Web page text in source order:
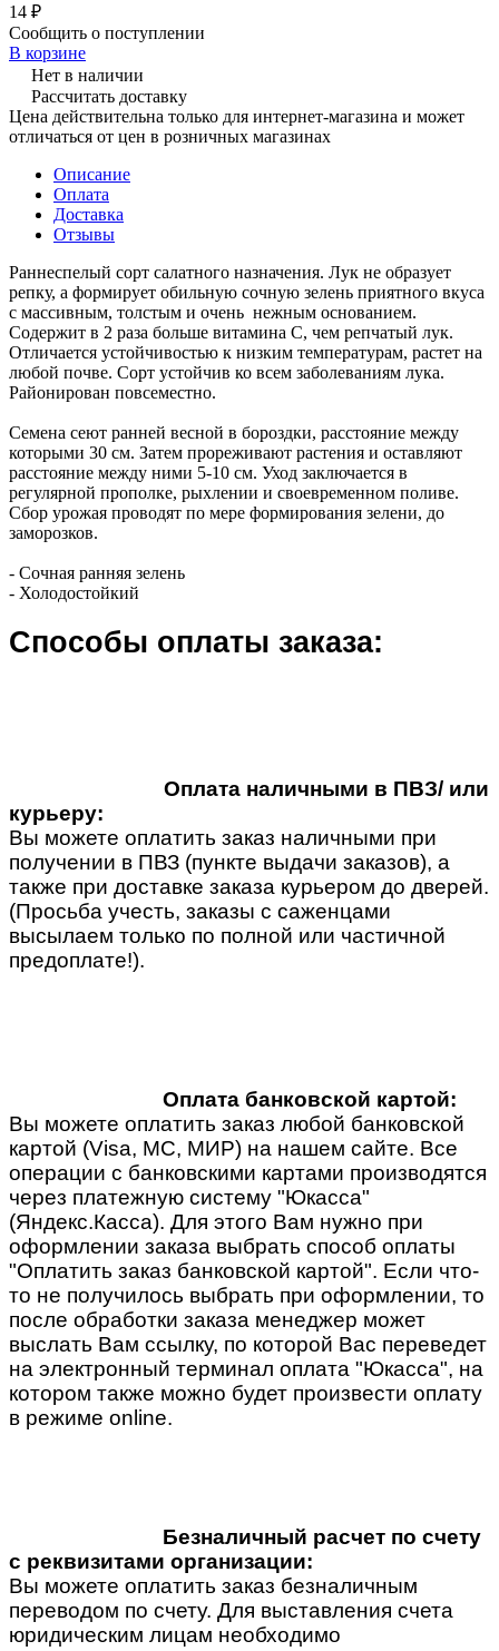
14 ₽
Сообщить о поступлении
В корзине
Нет в наличии
Рассчитать доставку
Цена действительна только для интернет-магазина и может
отличаться от цен в розничных магазинах
Описание
Оплата
Доставка
Отзывы
Раннеспелый сорт салатного назначения. Лук не образует
репку, а формирует обильную сочную зелень приятного вкуса
с массивным, толстым и очень нежным основанием.
Содержит в 2 раза больше витамина С, чем репчатый лук.
Отличается устойчивостью к низким температурам, растет на
любой почве. Сорт устойчив ко всем заболеваниям лука.
Районирован повсеместно.
Семена сеют ранней весной в бороздки, расстояние между
которыми 30 см. Затем прореживают растения и оставляют
расстояние между ними 5-10 см. Уход заключается в
регулярной прополке, рыхлении и своевременном поливе.
Сбор урожая проводят по мере формирования зелени, до
заморозков.
- Сочная ранняя зелень
- Холодостойкий
Способы оплаты заказа:
Оплата наличными в ПВЗ/ или
курьеру:
Вы можете оплатить заказ наличными при
получении в ПВЗ (пункте выдачи заказов), а
также при доставке заказа курьером до дверей.
(Просьба учесть, заказы с саженцами
высылаем только по полной или частичной
предоплате!).
Оплата банковской картой:
Вы можете оплатить заказ любой банковской
картой (Visa, MC, МИР) на нашем сайте. Все
операции с банковскими картами производятся
через платежную систему "Юкасса"
(Яндекс.Касса). Для этого Вам нужно при
оформлении заказа выбрать способ оплаты
"Оплатить заказ банковской картой". Если что-
то не получилось выбрать при оформлении, то
после обработки заказа менеджер может
выслать Вам ссылку, по которой Вас переведет
на электронный терминал оплата "Юкасса", на
котором также можно будет произвести оплату
в режиме online.
Безналичный расчет по счету
с реквизитами организации:
Вы можете оплатить заказ безналичным
переводом по счету. Для выставления счета
юридическим лицам необходимо